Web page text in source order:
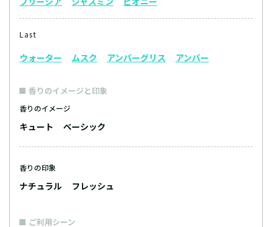
Last
ウォーター ムスク アンバーグリス アンバー
香りのイメージと印象
香りのイメージ
キュート ベーシック
香りの印象
ナチュラル フレッシュ
ご利用シーン